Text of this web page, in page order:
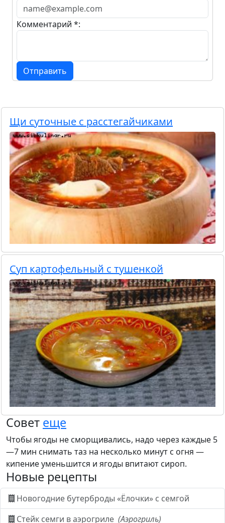
Комментарий *:
Отправить
Щи суточные с расстегайчиками
Суп картофельный с тушенкой
Совет еще
Чтобы ягоды не сморщивались, надо через каждые 5
—7 мин снимать таз на несколько минут с огня —
кипение уменьшится и ягоды впитают сироп.
Новые рецепты
Новогодние бутерброды «Ёлочки» с семгой
Стейк семги в аэрогриле (Аэрогриль)